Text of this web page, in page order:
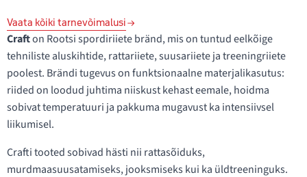
Vaata kõiki tarnevõimalusi
Crafton Rootsi spordiriiete bränd, mis on tuntud eelkõige
tehniliste aluskihtide, rattariiete, suusariiete ja treeningriiete
poolest. Brändi tugevus on funktsionaalne materjalikasutus:
riided on loodud juhtima niiskust kehast eemale, hoidma
sobivat temperatuuri ja pakkuma mugavust ka intensiivsel
liikumisel.
Crafti tooted sobivad hästi nii rattasõiduks,
murdmaasuusatamiseks, jooksmiseks kui ka üldtreeninguks.